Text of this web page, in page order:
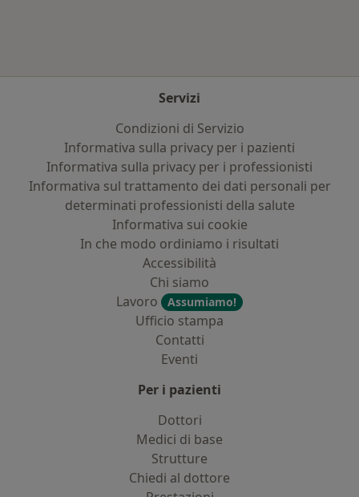
Servizi
Condizioni di Servizio
Informativa sulla privacy per i pazienti
Informativa sulla privacy per i professionisti
Informativa sul trattamento dei dati personali per
determinati professionisti della salute
Informativa sui cookie
In che modo ordiniamo i risultati
Accessibilità
Chi siamo
Lavoro
Assumiamo!
Ufficio stampa
Contatti
Eventi
Per i pazienti
Dottori
Medici di base
Strutture
Chiedi al dottore